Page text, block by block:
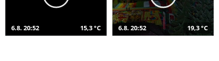
6.8. 20:52 15,3 °C 6.8. 20:52 19,3 °C